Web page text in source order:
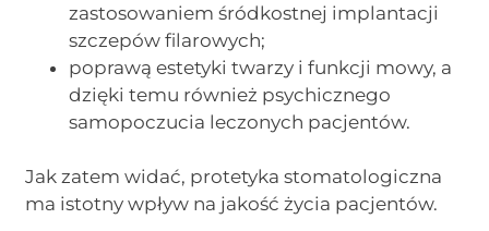
zastosowaniem śródkostnej implantacji
szczepów filarowych;
poprawą estetyki twarzy i funkcji mowy, a
dzięki temu również psychicznego
samopoczucia leczonych pacjentów.
Jak zatem widać, protetyka stomatologiczna
ma istotny wpływ na jakość życia pacjentów.